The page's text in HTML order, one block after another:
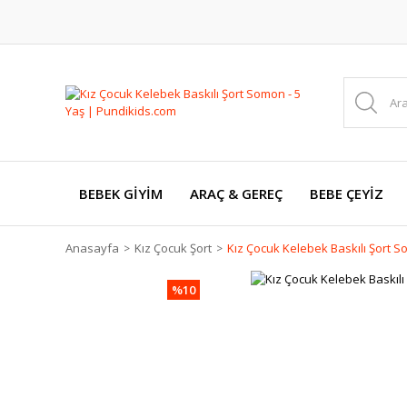
BEBEK GİYİM ARAÇ & GEREÇ BEBE ÇEYİZ
Anasayfa Kız Çocuk Şort Kız Çocuk Kelebek Baskılı Şort
%10